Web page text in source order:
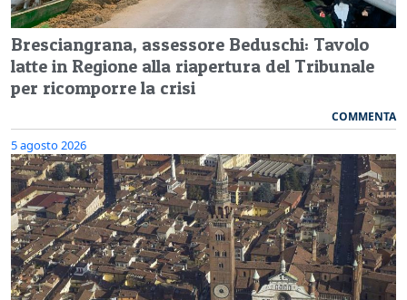
Bresciangrana, assessore Beduschi: Tavolo
latte in Regione alla riapertura del Tribunale
per ricomporre la crisi
COMMENTA
5 agosto 2026